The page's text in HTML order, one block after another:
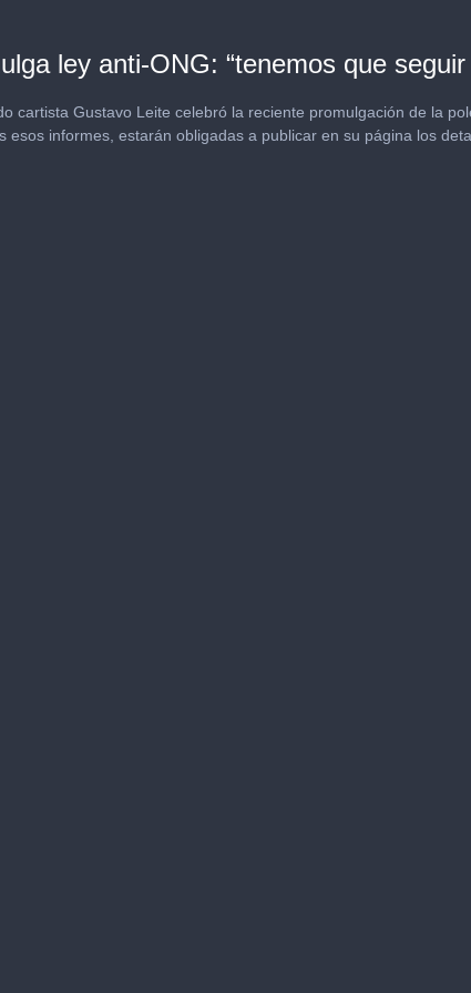
ley anti-ONG: “tenemos que
cartista Gustavo Leite celebró la reciente promulgación de la
esos informes, estarán obligadas a publicar en su página los